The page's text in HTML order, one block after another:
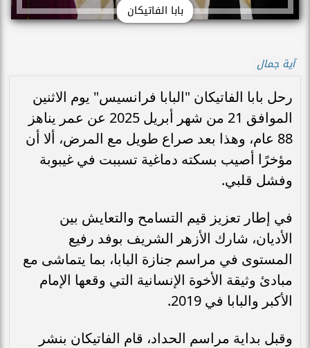
بابا الفاتيكان
آية جمال
رحل بابا الفاتيكان "البابا فرانسيس" يوم الاثنين
الموافق 21 من شهر أبريل 2025 عن عمر يناهز
88 عام، وهذا بعد صراع طويل مع المرض، ألا أن
مؤخرًا أصيب بسكته دماغية تسببت في غيبوبة
وفشل قلبي.
في إطار تعزيز قيم التسامح والتعايش بين
الأديان، شارك الأزهر الشريف بوفد رفيع
المستوى في مراسم جنازة البابا، بما يتماشى مع
مبادئ وثيقة الأخوة الإنسانية التي وقعها الإمام
الأكبر والبابا في 2019.
وقبل بداية مراسم الحداد، قام الفاتيكان بنشر